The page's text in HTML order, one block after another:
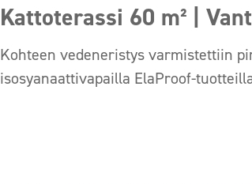
Kattoterassi 60 m² |
Kohteen vedeneristys varmistettiin
isosyanaattivapailla ElaProof-